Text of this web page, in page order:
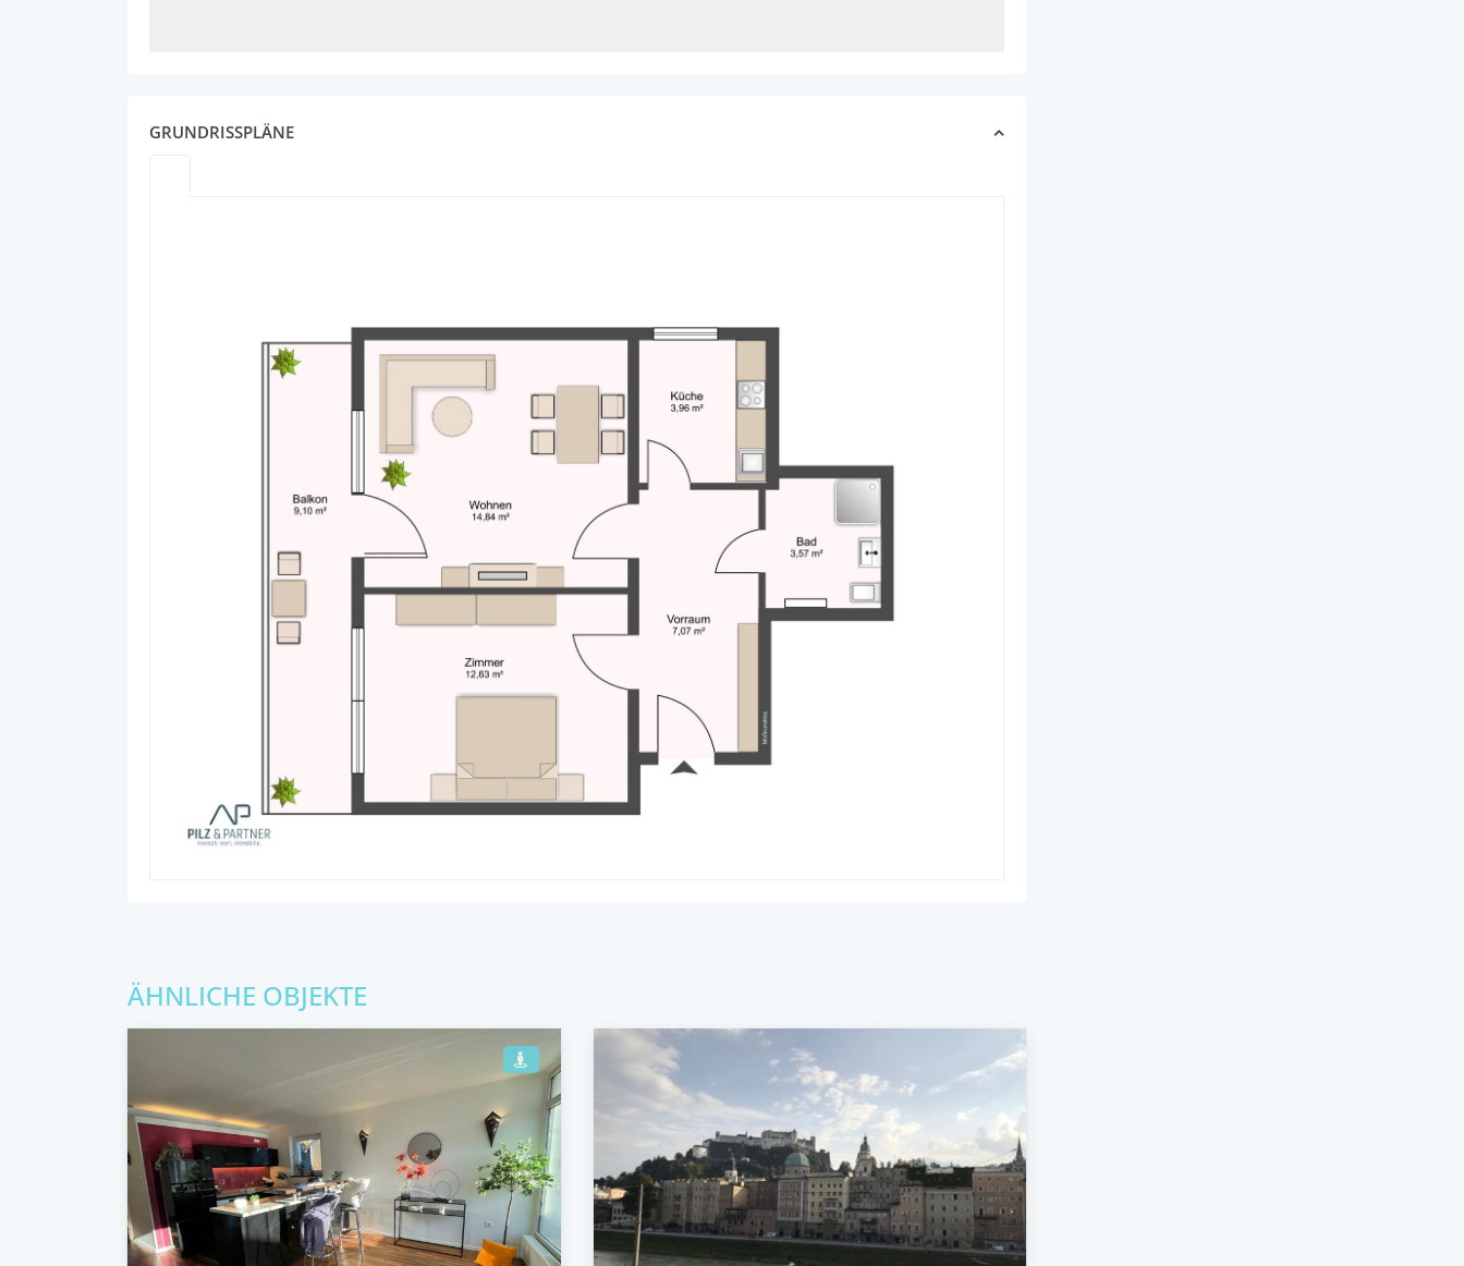
GRUNDRISSPLÄNE
ÄHNLICHE OBJEKTE